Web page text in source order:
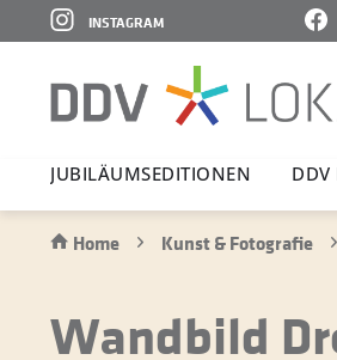
INSTAGRAM
JUBI­LÄ­UMS­E­DI­TIONEN DDV
Home Kunst & Fotografie
Wandbild